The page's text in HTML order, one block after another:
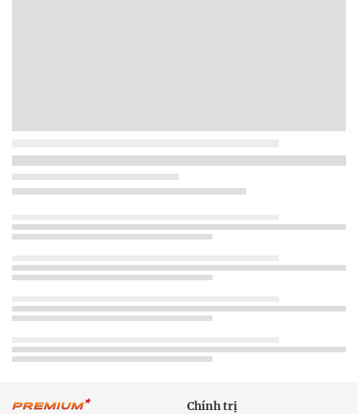
Chính trị